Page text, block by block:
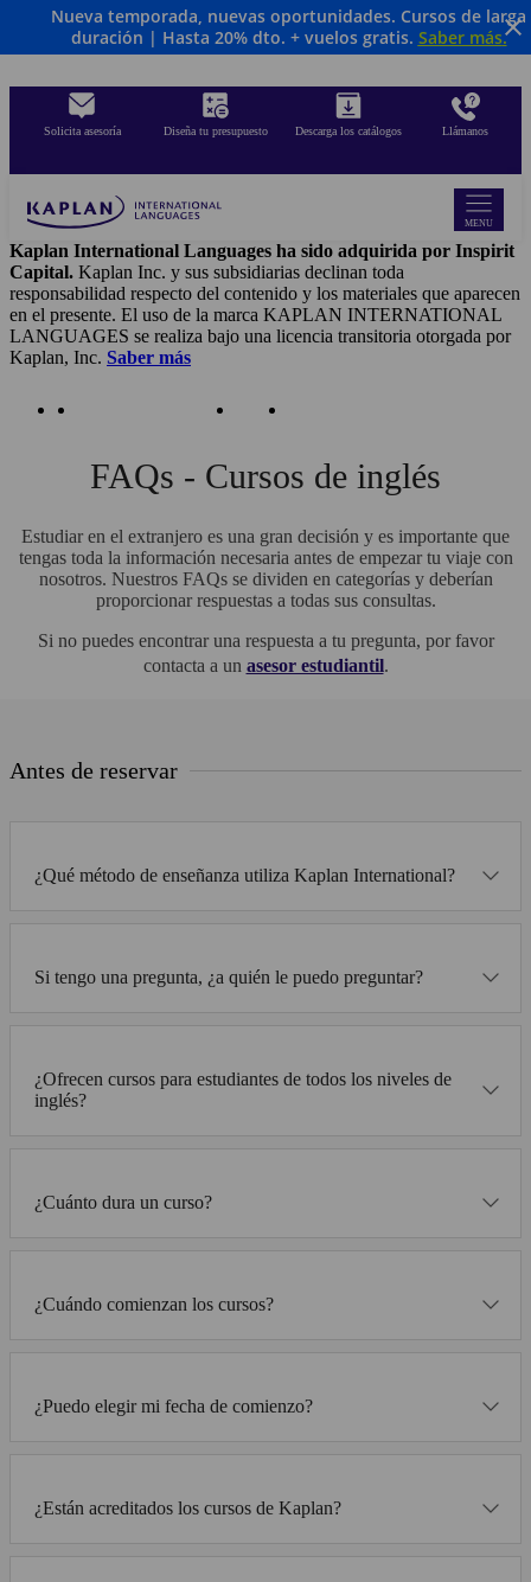
content
Solicita asesoría Diseña tu presupuesto Descarga los catálogos Llámanos
MENU
Kaplan International Languages ha sido adquirida por Inspirit
Capital. Kaplan Inc. y sus subsidiarias declinan toda
responsabilidad respecto del contenido y los materiales que aparecen
en el presente. El uso de la marca KAPLAN INTERNATIONAL
LANGUAGES se realiza bajo una licencia transitoria otorgada por
Kaplan, Inc. Saber más
Nueva temporada, nuevas oportunidades. Cursos de larga
duración | Hasta 20% dto. + vuelos gratis. Saber más.
FAQ, Recursos Y Ayuda FAQs
FAQs - Cursos de inglés
Estudiar en el extranjero es una gran decisión y es importante que
tengas toda la información necesaria antes de empezar tu viaje con
nosotros. Nuestros FAQs se dividen en categorías y deberían
proporcionar respuestas a todas sus consultas.
Si no puedes encontrar una respuesta a tu pregunta, por favor
contacta a un asesor estudiantil.
Antes de reservar
¿Qué método de enseñanza utiliza Kaplan International?
Si tengo una pregunta, ¿a quién le puedo preguntar?
¿Ofrecen cursos para estudiantes de todos los niveles de
inglés?
¿Cuánto dura un curso?
¿Cuándo comienzan los cursos?
¿Puedo elegir mi fecha de comienzo?
¿Están acreditados los cursos de Kaplan?